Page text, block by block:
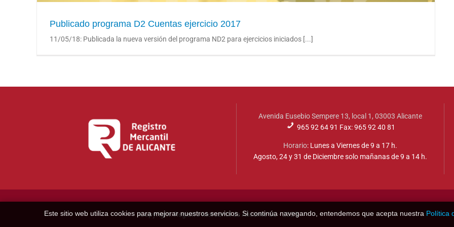
Publicado programa D2 Cuentas ejercicio 2017
11/05/18: Publicada la nueva versión del programa ND2 para ejercicios iniciados [...]
Avenida Eusebio Sempere 13, local 1, 03003 Alicante
965 92 64 91 Fax: 965 92 40 81
Horario: Lunes a Viernes de 9 a 17 h.
Agosto, 24 y 31 de Diciembre solo mañanas de 9 a 14 h.
Copyright: Registro Mercantil de Alicante SC - 2025
Este sitio web utiliza cookies para mejorar nuestros servicios. Si continúa navegando, entendemos que acepta nuestra Política